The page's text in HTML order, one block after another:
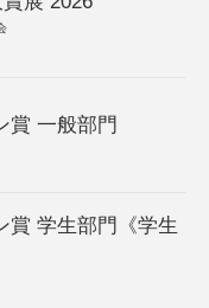
賞 一般部門
賞 学生部門《学生